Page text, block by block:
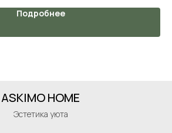
Подробнее
ASKIMO HOME
Эстетика уюта